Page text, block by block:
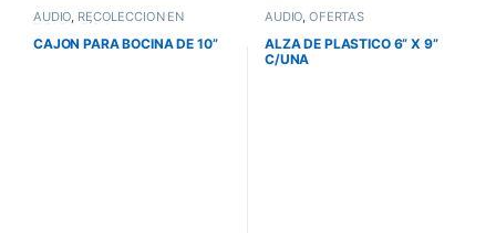
AUDIO RECOLECCIÓN EN
TIENDA FÍSICA
CAJON PARA BOCINA DE 10”
AUDIO ,OFERTAS
ALZA DE PLASTICO 6” X 9”
C/UNA